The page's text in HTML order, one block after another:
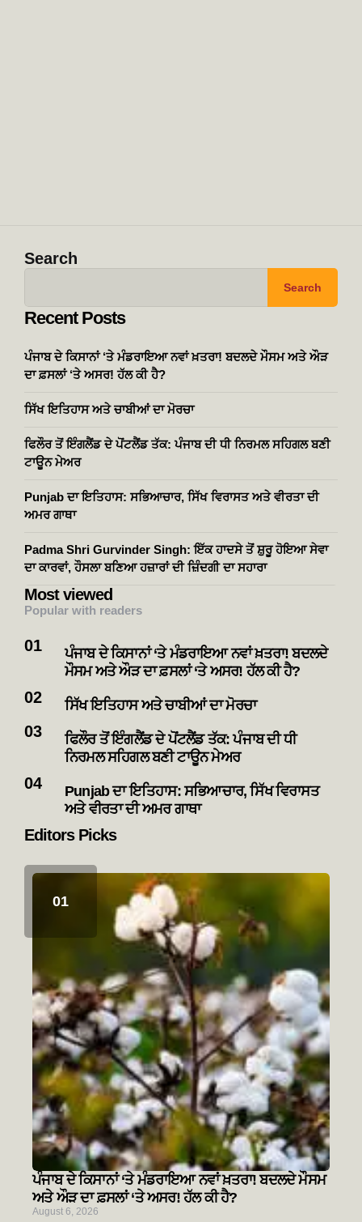
Search
Search
Recent Posts
ਪੰਜਾਬ ਦੇ ਕਿਸਾਨਾਂ ‘ਤੇ ਮੰਡਰਾਇਆ ਨਵਾਂ ਖ਼ਤਰਾ! ਬਦਲਦੇ ਮੌਸਮ ਅਤੇ ਔੜ
ਦਾ ਫ਼ਸਲਾਂ ‘ਤੇ ਅਸਰ! ਹੱਲ ਕੀ ਹੈ?
ਸਿੱਖ ਇਤਿਹਾਸ ਅਤੇ ਚਾਬੀਆਂ ਦਾ ਮੋਰਚਾ
ਫਿਲੌਰ ਤੋਂ ਇੰਗਲੈਂਡ ਦੇ ਪੋਂਟਲੈਂਡ ਤੱਕ: ਪੰਜਾਬ ਦੀ ਧੀ ਨਿਰਮਲ ਸਹਿਗਲ ਬਣੀ
ਟਾਊਨ ਮੇਅਰ
Punjab ਦਾ ਇਤਿਹਾਸ: ਸਭਿਆਚਾਰ, ਸਿੱਖ ਵਿਰਾਸਤ ਅਤੇ ਵੀਰਤਾ ਦੀ
ਅਮਰ ਗਾਥਾ
Padma Shri Gurvinder Singh: ਇੱਕ ਹਾਦਸੇ ਤੋਂ ਸ਼ੁਰੂ ਹੋਇਆ ਸੇਵਾ
ਦਾ ਕਾਰਵਾਂ, ਹੌਸਲਾ ਬਣਿਆ ਹਜ਼ਾਰਾਂ ਦੀ ਜ਼ਿੰਦਗੀ ਦਾ ਸਹਾਰਾ
Most viewed
Popular with readers
ਪੰਜਾਬ ਦੇ ਕਿਸਾਨਾਂ ‘ਤੇ ਮੰਡਰਾਇਆ ਨਵਾਂ ਖ਼ਤਰਾ! ਬਦਲਦੇ
ਮੌਸਮ ਅਤੇ ਔੜ ਦਾ ਫ਼ਸਲਾਂ ‘ਤੇ ਅਸਰ! ਹੱਲ ਕੀ ਹੈ?
ਸਿੱਖ ਇਤਿਹਾਸ ਅਤੇ ਚਾਬੀਆਂ ਦਾ ਮੋਰਚਾ
ਫਿਲੌਰ ਤੋਂ ਇੰਗਲੈਂਡ ਦੇ ਪੋਂਟਲੈਂਡ ਤੱਕ: ਪੰਜਾਬ ਦੀ ਧੀ
ਨਿਰਮਲ ਸਹਿਗਲ ਬਣੀ ਟਾਊਨ ਮੇਅਰ
Punjab ਦਾ ਇਤਿਹਾਸ: ਸਭਿਆਚਾਰ, ਸਿੱਖ ਵਿਰਾਸਤ
ਅਤੇ ਵੀਰਤਾ ਦੀ ਅਮਰ ਗਾਥਾ
Editors Picks
ਪੰਜਾਬ ਦੇ ਕਿਸਾਨਾਂ ‘ਤੇ ਮੰਡਰਾਇਆ ਨਵਾਂ ਖ਼ਤਰਾ! ਬਦਲਦੇ ਮੌਸਮ
ਅਤੇ ਔੜ ਦਾ ਫ਼ਸਲਾਂ ‘ਤੇ ਅਸਰ! ਹੱਲ ਕੀ ਹੈ?
August 6, 2026